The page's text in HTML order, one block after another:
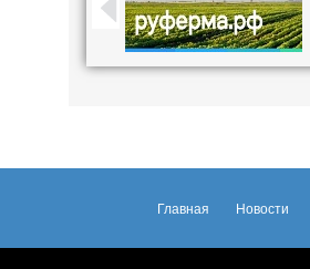
Главная Новости